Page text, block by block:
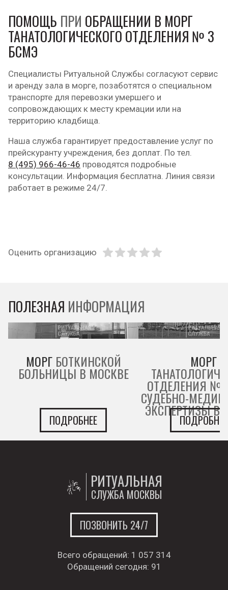
ПОМОЩЬ ПРИ ОБРАЩЕНИИ В МОРГ
ТАНАТОЛОГИЧЕСКОГО ОТДЕЛЕНИЯ № 3
БСМЭ
Специалисты Ритуальной Службы согласуют сервис
и аренду зала в морге, позаботятся о специальном
транспорте для перевозки умершего и
сопровождающих к месту кремации или на
территорию кладбища.
Наша служба гарантирует предоставление услуг по
прейскуранту учреждения, без доплат. По тел.
8 (495) 966-46-46 проводятся подробные
консультации. Информация бесплатна. Линия связи
работает в режиме 24/7.
Оценить организацию
ПОЛЕЗНАЯ ИНФОРМАЦИЯ
МОРГБОТКИНСКОЙ
БОЛЬНИЦЫ В МОСКВЕ
ПОДРОБНЕЕ
МОРГ
ОТДЕЛЕНИЯ №
СУДЕБНО-
ЭКСПЕРТИЗЫ В
ПОДРОБНЕЕ
РИТУАЛЬНАЯ
СЛУЖБА МОСКВЫ
ПОЗВОНИТЬ 24/7
Всего обращений: 1 057 314
Обращений сегодня: 91